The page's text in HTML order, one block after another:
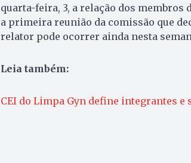
quarta-feira, 3, a relação dos membros
a primeira reunião da comissão que
relator pode ocorrer ainda nesta
Leia também:
CEI do Limpa Gyn define integrantes